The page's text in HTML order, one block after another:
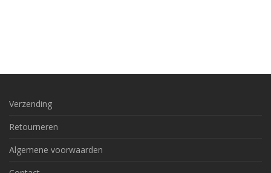
Verzending
Retourneren
Algemene voorwaarden